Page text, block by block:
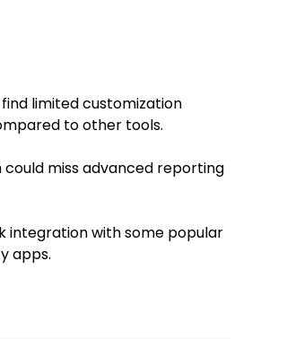
find limited customization
to other tools.
could miss advanced reporting
integration with some popular
apps.